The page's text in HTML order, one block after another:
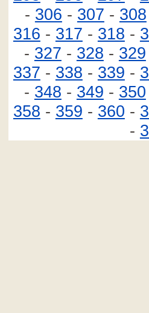
- 306 - 307 - 308
316 - 317 - 318 -
- 327 - 328 - 329
337 - 338 - 339 -
- 348 - 349 - 350
358 - 359 - 360 -
-